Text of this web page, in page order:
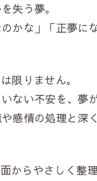
失う夢。
かな」「正夢に
りません。
ない不安を、夢
感情の処理と深
からやさしく整